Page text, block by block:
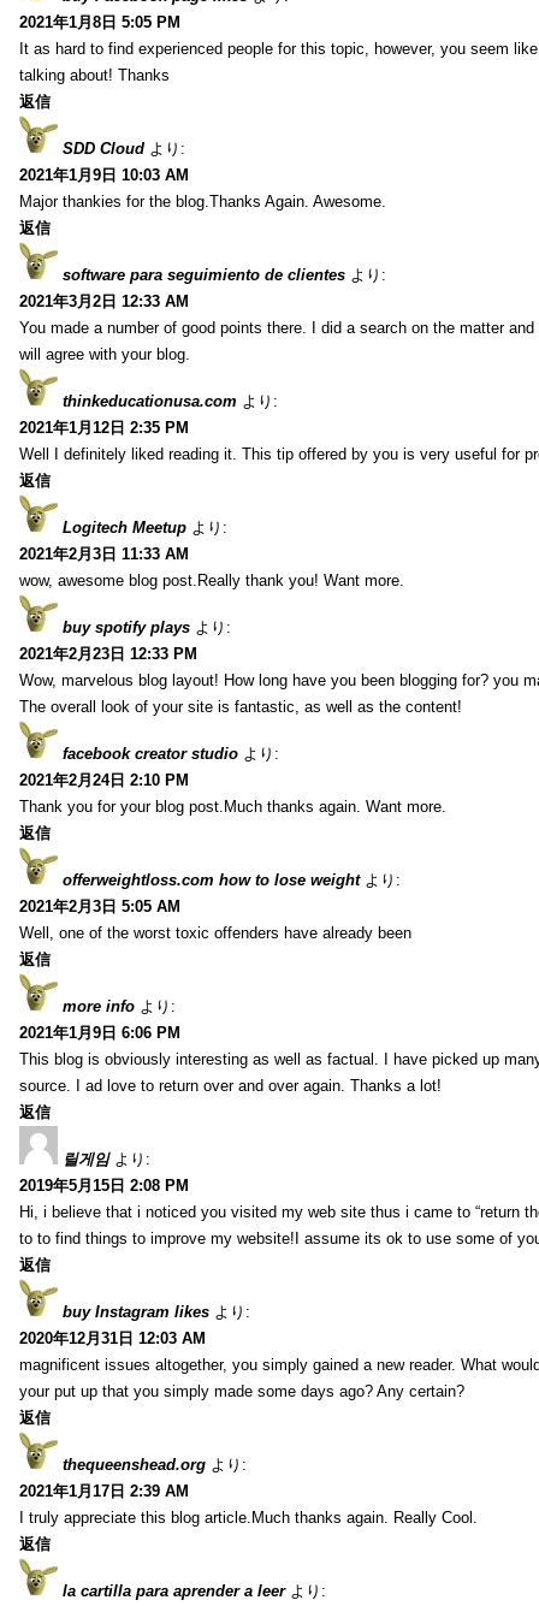
2021年1月8日 5:05 PM
It as hard to find experienced people for this topic, however, you seem
talking about! Thanks
返信
SDD Cloud より:
2021年1月9日 10:03 AM
Major thankies for the blog.Thanks Again. Awesome.
返信
software para seguimiento de clientes より:
2021年3月2日 12:33 AM
You made a number of good points there. I did a search on the matter
will agree with your blog.
thinkeducationusa.com より:
2021年1月12日 2:35 PM
Well I definitely liked reading it. This tip offered by you is very useful for
返信
Logitech Meetup より:
2021年2月3日 11:33 AM
wow, awesome blog post.Really thank you! Want more.
buy spotify plays より:
2021年2月23日 12:33 PM
Wow, marvelous blog layout! How long have you been blogging for? you
The overall look of your site is fantastic, as well as the content!
facebook creator studio より:
2021年2月24日 2:10 PM
Thank you for your blog post.Much thanks again. Want more.
返信
offerweightloss.com how to lose weight より:
2021年2月3日 5:05 AM
Well, one of the worst toxic offenders have already been
返信
more info より:
2021年1月9日 6:06 PM
This blog is obviously interesting as well as factual. I have picked up
source. I ad love to return over and over again. Thanks a lot!
返信
릴게임 より:
2019年5月15日 2:08 PM
Hi, i believe that i noticed you visited my web site thus i came to “return
to to find things to improve my website!I assume its ok to use some of
返信
buy Instagram likes より:
2020年12月31日 12:03 AM
magnificent issues altogether, you simply gained a new reader. What
your put up that you simply made some days ago? Any certain?
返信
thequeenshead.org より:
2021年1月17日 2:39 AM
I truly appreciate this blog article.Much thanks again. Really Cool.
返信
la cartilla para aprender a leer より: